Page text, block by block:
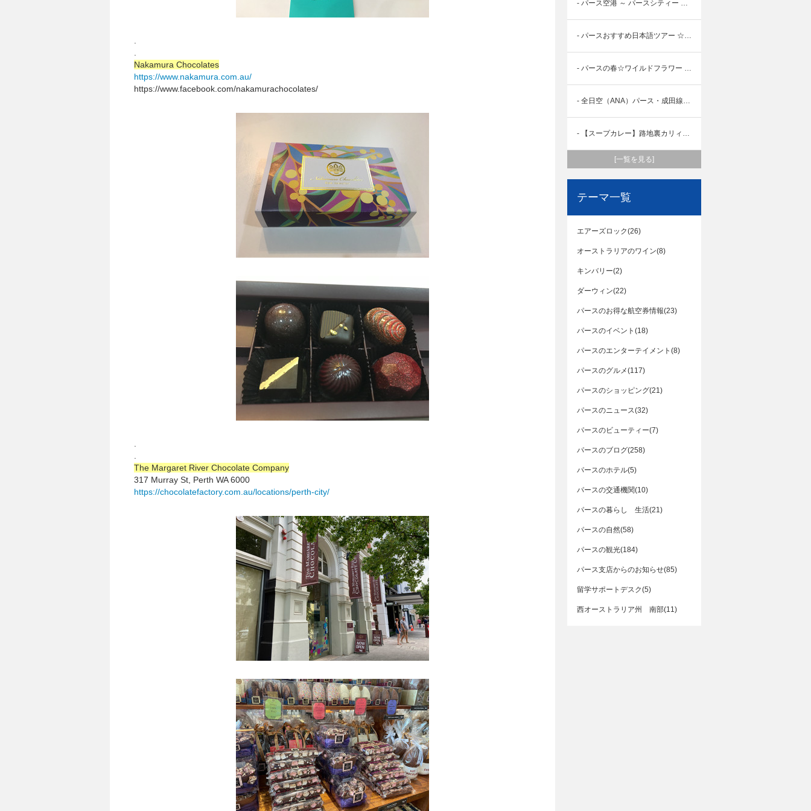
Nakamura Chocolates
https://www.nakamura.com.au/
https://www.facebook.com/nakamurachocolates/
The Margaret River Chocolate Company
317 Murray St, Perth WA 6000
https://chocolatefactory.com.au/locations/perth-city/
- パース空港 ～ パースシティー 電車開通！ パート２
- パースおすすめ日本語ツアー ☆おまかせ☆ サンセット・ピナクルズ
- パースの春☆ワイルドフラワー 2023
- 全日空（ANA）パース・成田線の直行便、再就航！ 2023年10月29日より運航再開予定！
- 【スープカレー】路地裏カリィ侍 オーストラリア パース店 - Rojiura Curry SAMURAI. Perth -
[一覧を見る]
テーマ一覧
エアーズロック(26)
オーストラリアのワイン(8)
キンバリー(2)
ダーウィン(22)
パースのお得な航空券情報(23)
パースのイベント(18)
パースのエンターテイメント(8)
パースのグルメ(117)
パースのショッピング(21)
パースのニュース(32)
パースのビューティー(7)
パースのブログ(258)
パースのホテル(5)
パースの交通機関(10)
パースの暮らし 生活(21)
パースの自然(58)
パースの観光(184)
パース支店からのお知らせ(85)
留学サポートデスク(5)
西オーストラリア州 南部(11)